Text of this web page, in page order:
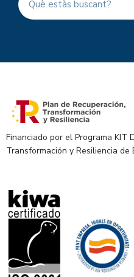
Financiado por el Programa KIT
Transformación y Resiliencia de